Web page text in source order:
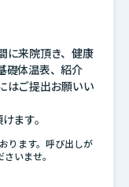
に来院頂き、健康
礎体温表、紹介
はご提出お願いい
ます。
ります。呼び出しが
いませ。